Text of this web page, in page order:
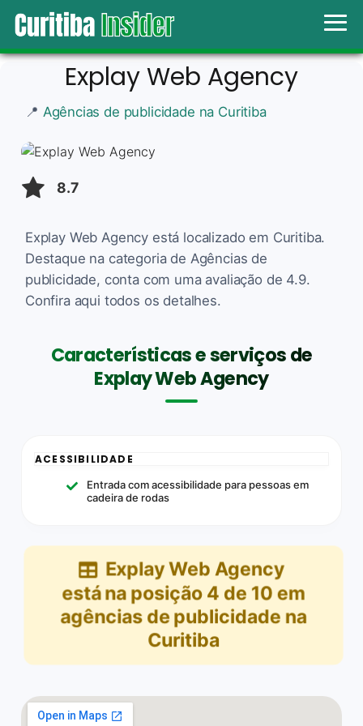
Explay Web Agency
📍 Agências de publicidade na Curitiba
8.7
Explay Web Agency está localizado em Curitiba.
Destaque na categoria de Agências de
publicidade, conta com uma avaliação de 4.9.
Confira aqui todos os detalhes.
Características e serviços de
Explay Web Agency
ACESSIBILIDADE
Entrada com acessibilidade para pessoas em
cadeira de rodas
Explay Web Agency
está na posição 4 de 10 em
agências de publicidade na
Curitiba